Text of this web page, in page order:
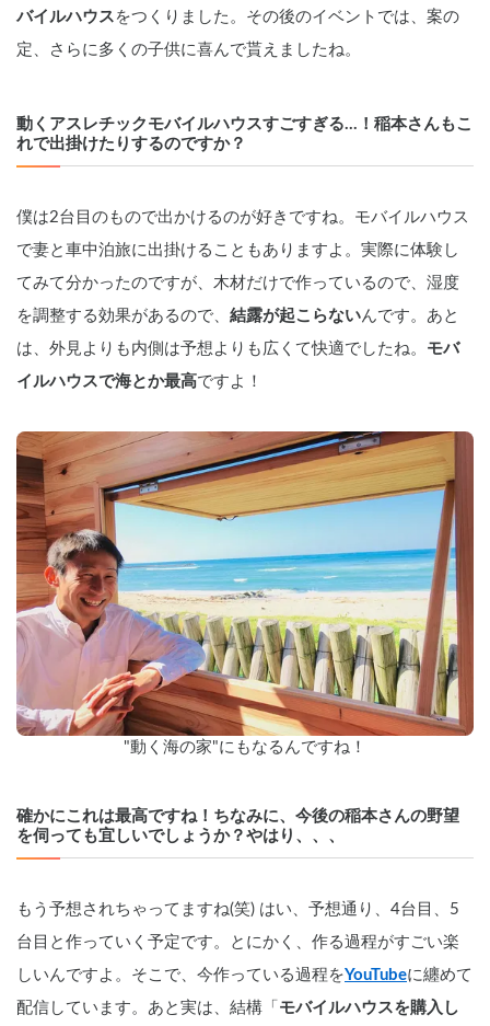
バイルハウス をつくりました。その後のイベントでは、案の
定、さらに多くの子供に喜んで貰えましたね。
動くアスレチックモバイルハウスすごすぎる...！稲本さんもこ
れで出掛けたりするのですか？
僕は2台目のもので出かけるのが好きですね。モバイルハウス
で妻と車中泊旅に出掛けることもありますよ。実際に体験し
てみて分かったのですが、木材だけで作っているので、湿度
を調整する効果があるので、 結露が起こらないんです。あと
は、外見よりも内側は予想よりも広くて快適でしたね。 モバ
イルハウスで海とか最高ですよ！
"動く海の家"にもなるんですね！
確かにこれは最高ですね！ちなみに、今後の稲本さんの野望
を伺っても宜しいでしょうか？やはり、、、
もう予想されちゃってますね(笑) はい、予想通り、4台目、5
台目と作っていく予定です。とにかく、作る過程がすごい楽
しいんですよ。そこで、今作っている過程をYouTubeに纏めて
配信しています。あと実は、結構「 モバイルハウスを購入し